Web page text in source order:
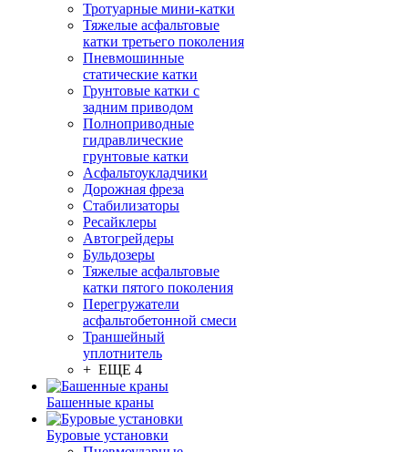
Тротуарные мини-катки
Тяжелые асфальтовые
катки третьего поколения
Пневмошинные
статические катки
Грунтовые катки с
задним приводом
Полноприводные
гидравлические
грунтовые катки
Асфальтоукладчики
Дорожная фреза
Стабилизаторы
Ресайклеры
Автогрейдеры
Бульдозеры
Тяжелые асфальтовые
катки пятого поколения
Перегружатели
асфальтобетонной смеси
Траншейный
уплотнитель
+ ЕЩЕ 4
Башенные краны
Буровые установки